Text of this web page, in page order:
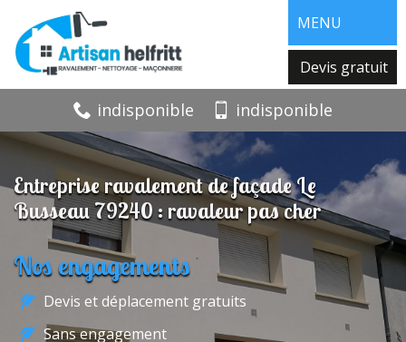
MENU
Devis gratuit
indisponible indisponible
Entreprise ravalement de façade Le
Busseau 79240 : ravaleur pas cher
Nos engagements
Devis et déplacement gratuits
Sans engagement